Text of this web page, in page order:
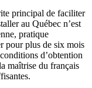
principal de faciliter
au Québec n’est
pratique
pour plus de six mois
d’obtention
maîtrise du français